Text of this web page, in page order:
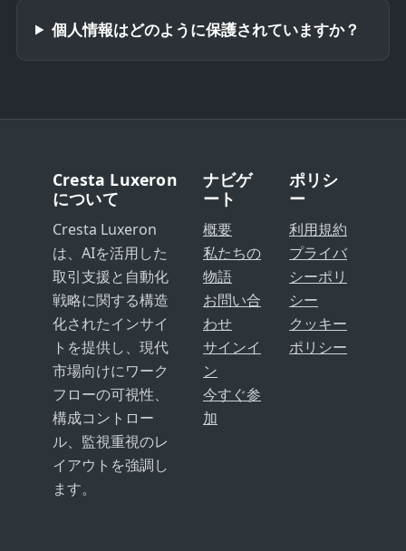
個人情報はどのように保護されていますか？
Cresta Luxeron
について
Cresta Luxeron
は、AIを活用した
取引支援と自動化
戦略に関する構造
化されたインサイ
トを提供し、現代
市場向けにワーク
フローの可視性、
構成コントロー
ル、監視重視のレ
イアウトを強調し
ます。
ナビゲ
ート
概要
私たちの
物語
お問い合
わせ
サインイ
ン
今すぐ参
加
ポリシ
ー
利用規約
プライバ
シーポリ
シー
クッキー
ポリシー